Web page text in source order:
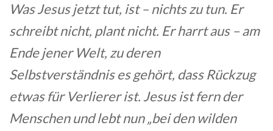
Was Jesus jetzt tut, ist – nichts zu tun. Er
schreibt nicht, plant nicht. Er harrt aus – am
Ende jener Welt, zu deren
Selbstverständnis es gehört, dass Rückzug
etwas für Verlierer ist. Jesus ist fern der
Menschen und lebt nun „bei den wilden